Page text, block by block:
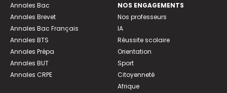
Annales Bac
Annales Brevet
Annales Bac Français
Annales BTS
Annales Prépa
Annales BUT
Annales CRPE
NOS ENGAGEMENTS
Nos professeurs
IA
Réussite scolaire
Orientation
Sport
Citoyenneté
Afrique